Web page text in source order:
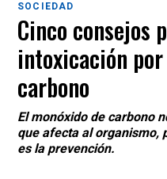
SOCIEDAD
Cinco consejos
intoxicación
carbono
El monóxido de carbono
que afecta al organismo,
es la prevención.